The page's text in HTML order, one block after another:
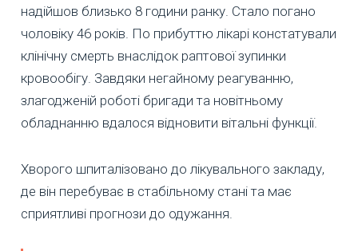
надійшов близько 8 години ранку. Стало погано
чоловіку 46 років. По прибуттю лікарі констатували
клінічну смерть внаслідок раптової зупинки
кровообігу. Завдяки негайному реагуванню,
злагодженій роботі бригади та новітньому
обладнанню вдалося відновити вітальні функції.
Хворого шпиталізовано до лікувального закладу,
де він перебуває в стабільному стані та має
сприятливі прогнози до одужання.